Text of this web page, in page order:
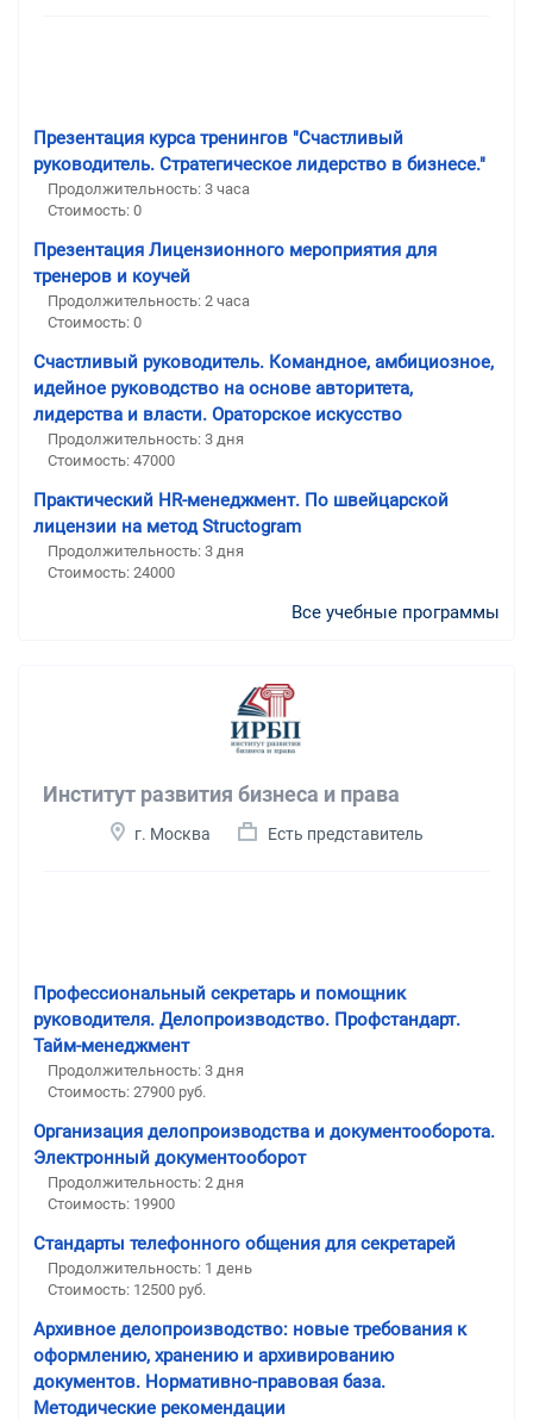
Презентация курса тренингов "Счастливый
руководитель. Стратегическое лидерство в бизнесе."
Продолжительность: 3 часа
Стоимость: 0
Презентация Лицензионного мероприятия для
тренеров и коучей
Продолжительность: 2 часа
Стоимость: 0
Счастливый руководитель. Командное, амбициозное,
идейное руководство на основе авторитета,
лидерства и власти. Ораторское искусство
Продолжительность: 3 дня
Стоимость: 47000
Практический HR-менеджмент. По швейцарской
лицензии на метод Structogram
Продолжительность: 3 дня
Стоимость: 24000
Все учебные программы
Институт развития бизнеса и права
г. Москва Есть представитель
Профессиональный секретарь и помощник
руководителя. Делопроизводство. Профстандарт.
Тайм-менеджмент
Продолжительность: 3 дня
Стоимость: 27900 руб.
Организация делопроизводства и документооборота.
Электронный документооборот
Продолжительность: 2 дня
Стоимость: 19900
Стандарты телефонного общения для секретарей
Продолжительность: 1 день
Стоимость: 12500 руб.
Архивное делопроизводство: новые требования к
оформлению, хранению и архивированию
документов. Нормативно-правовая база.
Методические рекомендации